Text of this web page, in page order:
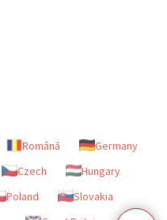
Română
Germany
Czech
Hungary
Poland
Slovakia